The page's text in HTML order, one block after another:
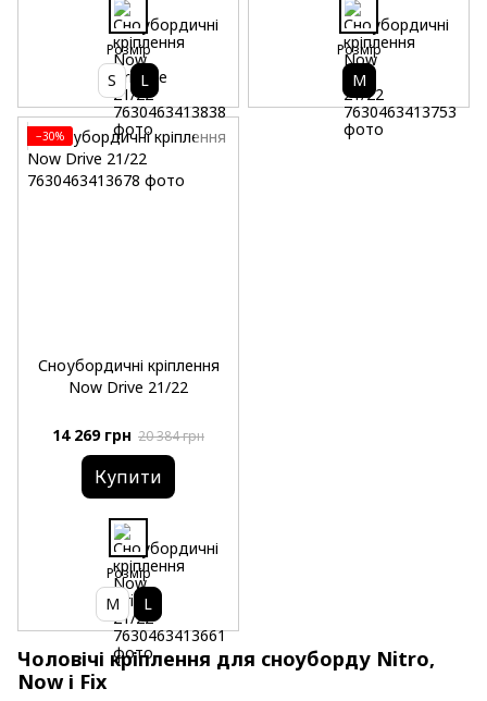
Розмір
S L
Розмір
M
−30%
Сноубордичні кріплення
Now Drive 21/22
14 269 грн 20 384 грн
Купити
Розмір
M L
Чоловічі кріплення для сноуборду Nitro,
Now і Fix